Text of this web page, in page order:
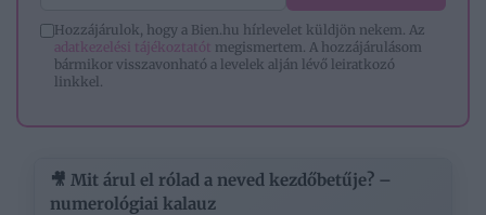
Hozzájárulok, hogy a Bien.hu hírlevelet küldjön nekem. Az
adatkezelési tájékoztatót megismertem. A hozzájárulásom
bármikor visszavonható a levelek alján lévő leiratkozó
linkkel.
🎥 Mit árul el rólad a neved kezdőbetűje? –
numerológiai kalauz